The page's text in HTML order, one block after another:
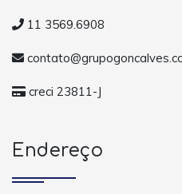
11 3569.6908
creci 23811-J
Endereço